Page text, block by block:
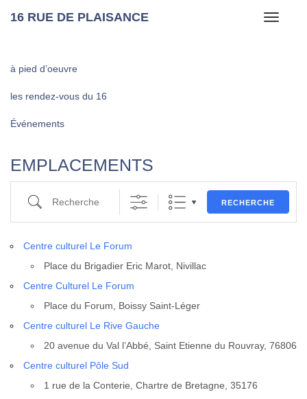
Toggle
16 RUE DE PLAISANCE
à pied d’oeuvre
les rendez-vous du 16
Événements
EMPLACEMENTS
Recherche
RECHERCHE
Centre cultu­rel Le Forum
Place du Bri­ga­dier Eric Marot, Nivil­lac
Centre Cultu­rel Le Forum
Place du Forum, Bois­sy Saint-Léger
Centre cultu­rel Le Rive Gauche
20 ave­nue du Val l’Abbé, Saint Etienne du Rou­vray, 76806
Centre cultu­rel Pôle Sud
1 rue de la Conte­rie, Chartre de Bre­tagne, 35176